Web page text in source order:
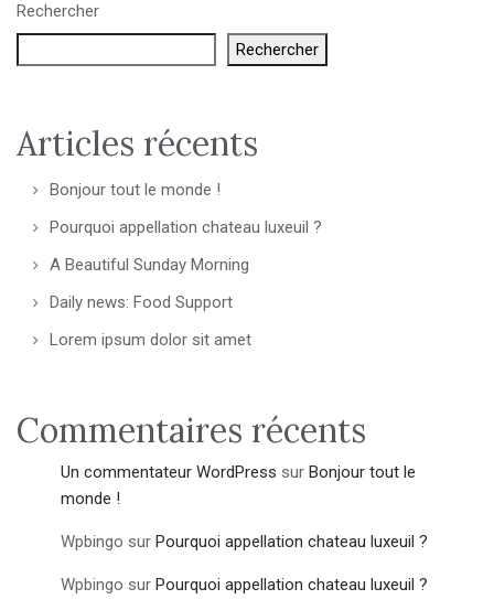
Rechercher
Rechercher
Articles récents
Bonjour tout le monde !
Pourquoi appellation chateau luxeuil ?
A Beautiful Sunday Morning
Daily news: Food Support
Lorem ipsum dolor sit amet
Commentaires récents
Un commentateur WordPress sur Bonjour tout le
monde !
Wpbingo sur Pourquoi appellation chateau luxeuil ?
Wpbingo sur Pourquoi appellation chateau luxeuil ?